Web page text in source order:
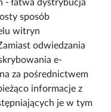
- łatwa dystrybucja
sposób
witryn
odwiedzania
e-
za pośrednictwem
informacje z
je w tym